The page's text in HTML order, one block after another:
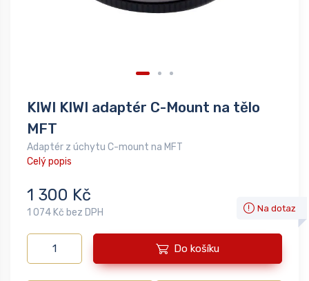
KIWI KIWI adaptér C-Mount na tělo
MFT
Adaptér z úchytu C-mount na MFT
Celý popis
1 300 Kč
1 074 Kč bez DPH Na dotaz
Do košíku